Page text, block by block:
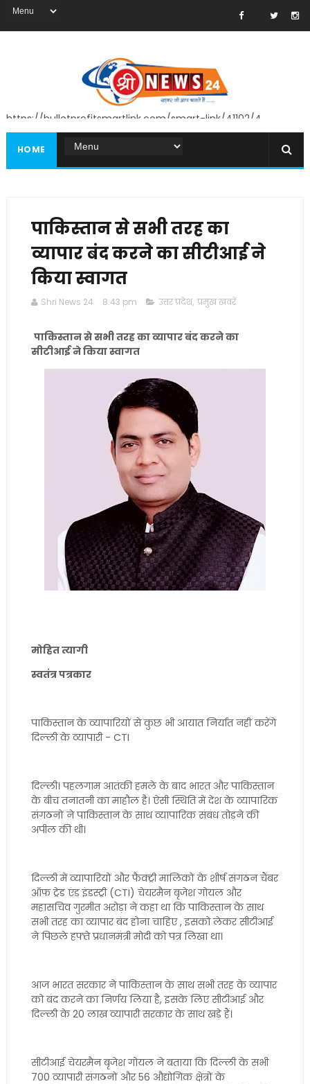
https://bulletprofitsmartlink.com/smart-link/41102/4
HOME
पाकिस्तान से सभी तरह का
व्यापार बंद करने का सीटीआई ने
किया स्वागत
Shri News 24 8:43 pm उत्तर प्रदेश, प्रमुख खबरें
पाकिस्तान से सभी तरह का व्यापार बंद करने का
सीटीआई ने किया स्वागत
मोहित त्यागी
स्वतंत्र पत्रकार
पाकिस्तान के व्यापारियों से कुछ भी आयात निर्यात नहीं करेंगे
दिल्ली के व्यापारी - CTI
दिल्ली। पहलगाम आतंकी हमले के बाद भारत और पाकिस्तान
के बीच तनातनी का माहौल है। ऐसी स्थिति में देश के व्यापारिक
संगठनों ने पाकिस्तान के साथ व्यापारिक संबंध तोड़ने की
अपील की थी।
दिल्ली में व्यापारियों और फैक्ट्री मालिकों के शीर्ष संगठन चैंबर
ऑफ ट्रेड एंड इंडस्ट्री (CTI) चेयरमैन बृजेश गोयल और
महासचिव गुरमीत अरोड़ा ने कहा था कि पाकिस्तान के साथ
सभी तरह का व्यापार बंद होना चाहिए , इसको लेकर सीटीआई
ने पिछले हफ्ते प्रधानमंत्री मोदी को पत्र लिखा था।
आज भारत सरकार ने पाकिस्तान के साथ सभी तरह के व्यापार
को बंद करने का निर्णय लिया है, इसके लिए सीटीआई और
दिल्ली के 20 लाख व्यापारी सरकार के साथ खड़े हैं।
सीटीआई चेयरमैन बृजेश गोयल ने बताया कि दिल्ली के सभी
700 व्यापारी संगठनों और 56 औद्योगिक क्षेत्रों के